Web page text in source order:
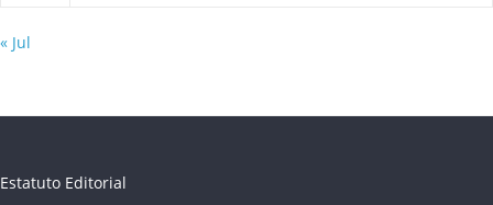
« Jul
Estatuto Editorial